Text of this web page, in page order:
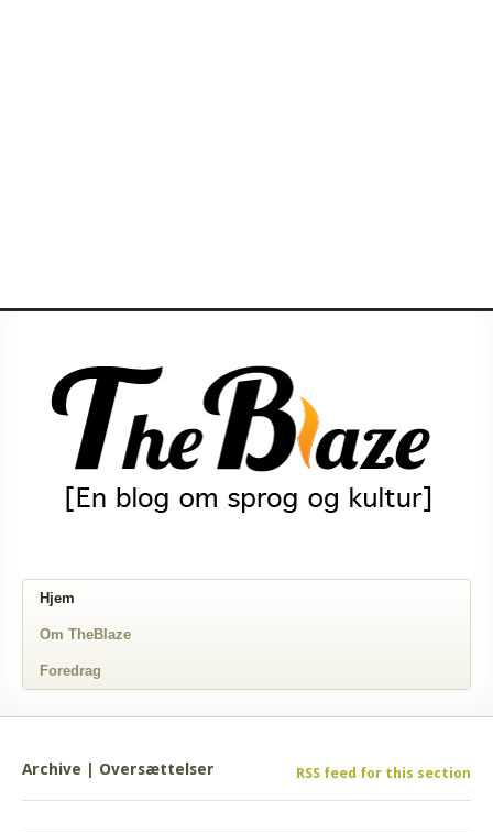
Hjem
Om TheBlaze
Foredrag
Archive | Oversættelser RSS feed for this section